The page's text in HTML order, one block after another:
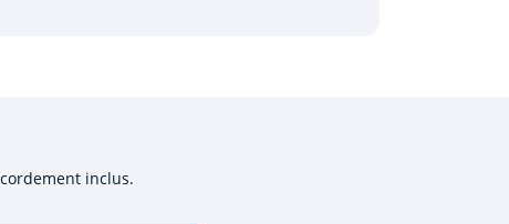
inclus.